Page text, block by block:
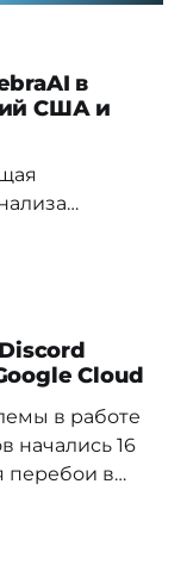
в
США и
и
Google for
из самых
отбирают
с
Cloud
в работе
начались 16